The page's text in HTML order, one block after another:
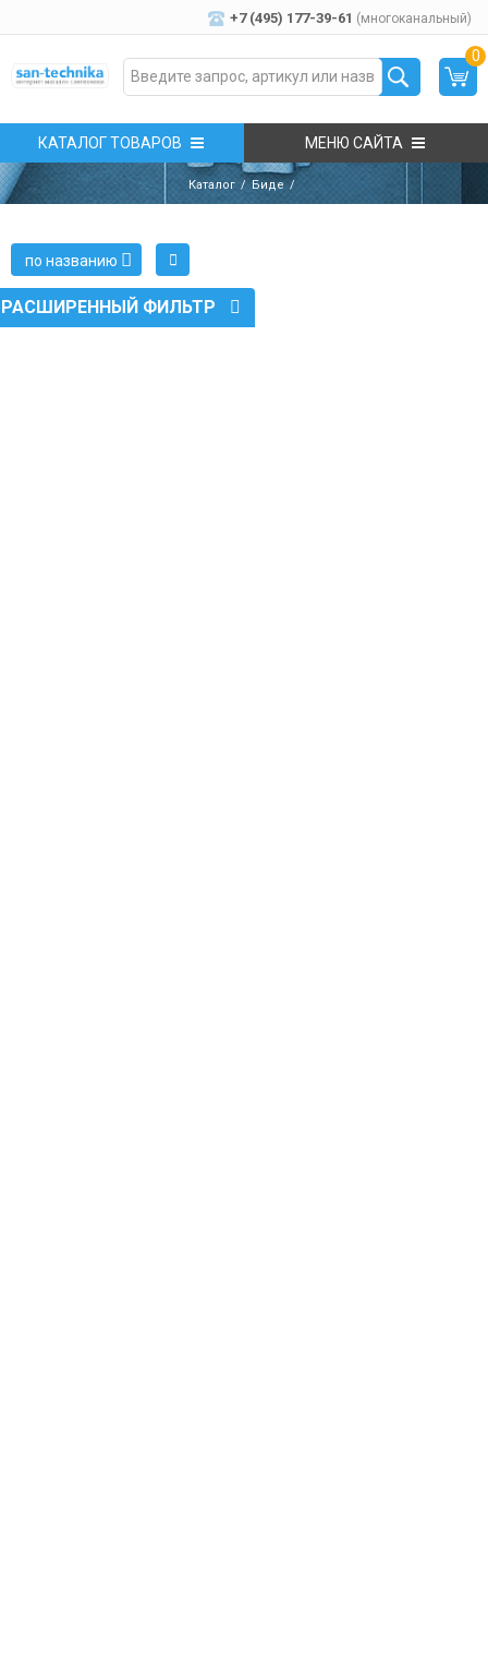
+7 (495) 177-39-61 (многоканальный)
0
КАТАЛОГ ТОВАРОВ МЕНЮ САЙТА
Каталог Биде
РАСШИРЕННЫЙ ФИЛЬТР
по названию